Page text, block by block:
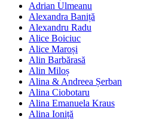
Adrian Ulmeanu
Alexandra Baniță
Alexandru Radu
Alice Boiciuc
Alice Maroși
Alin Barbărasă
Alin Miloș
Alina & Andreea Șerban
Alina Ciobotaru
Alina Emanuela Kraus
Alina Ioniță